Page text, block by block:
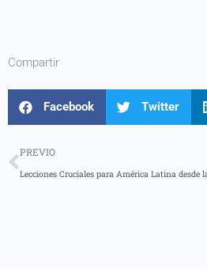
Compartir
Facebook Twitter
PREVIO
Lecciones Cruciales para América Latina desde